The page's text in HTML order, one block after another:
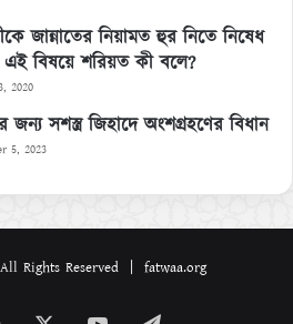
জান্নাতের নিয়ামত হুর নিতে নিষেধ
বিষয়ে শরিয়ত কী বলে?
2020
জন্য সশস্ত্র জিহাদে অংশগ্রহণের বিধান
5, 2023
Rights Reserved | fatwaa.org